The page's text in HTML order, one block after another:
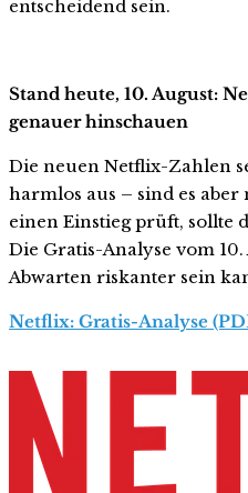
entscheidend sein.
Stand heute, 10. August:
genauer hinschauen
Die neuen Netflix-Zahlen
harmlos aus – sind es
einen Einstieg prüft, sollte
Die Gratis-Analyse vom
Abwarten riskanter sein
Netflix: Gratis-Analyse